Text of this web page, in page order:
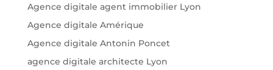
Agence digitale agent immobilier Lyon
Agence digitale Amérique
Agence digitale Antonin Poncet
agence digitale architecte Lyon